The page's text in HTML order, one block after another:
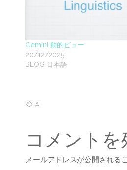
Gemini 動的ビュー
20/12/2025
BLOG 日本語
AI
コメントを
メールアドレスが公開される